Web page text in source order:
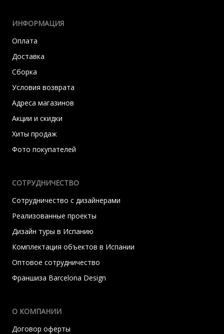
ИНФОРМАЦИЯ
Оплата
Доставка
Сборка
Условия возврата
Адреса магазинов
Акции и скидки
Хиты продаж
Фото покупателей
СОТРУДНИЧЕСТВО
Сотрудничество с дизайнерами
Реализованные проекты
Дизайн туры в Испанию
Комплектация объектов в Испании
Оптовое сотрудничество
Франшиза Barcelona Design
О КОМПАНИИ
Договор оферты